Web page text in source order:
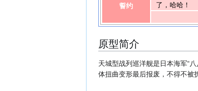
誓约
了，哈哈！
原型简介
天城型战列巡洋舰是日本海军“
体扭曲变形最后报废，不得不被